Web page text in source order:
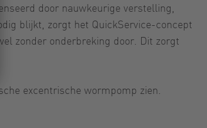
door nauwkeurige verstelling,
blijkt, zorgt het QuickService-concept
zonder onderbreking door. Dit zorgt
excentrische wormpomp zien.